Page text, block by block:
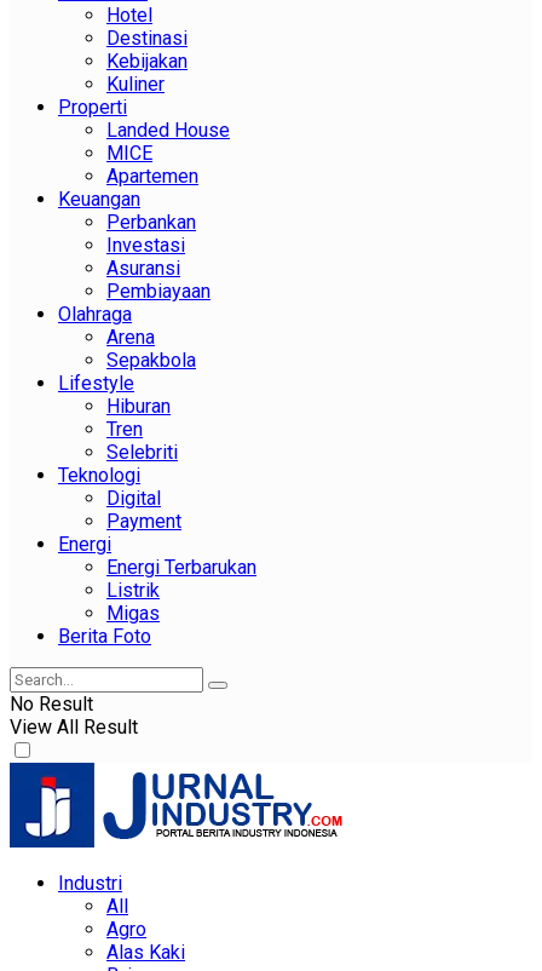
Hotel
Destinasi
Kebijakan
Kuliner
Properti
Landed House
MICE
Apartemen
Keuangan
Perbankan
Investasi
Asuransi
Pembiayaan
Olahraga
Arena
Sepakbola
Lifestyle
Hiburan
Tren
Selebriti
Teknologi
Digital
Payment
Energi
Energi Terbarukan
Listrik
Migas
Berita Foto
No Result
View All Result
Industri
All
Agro
Alas Kaki